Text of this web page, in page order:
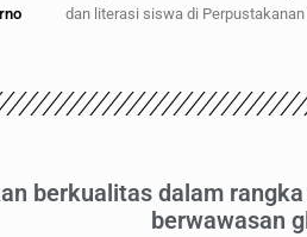
dan literasi siswa di
berkualitas dalam
berwawasan